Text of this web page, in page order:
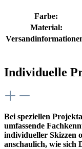
Farbe:
Material:
Individuelle
Bei speziellen
umfassende
individueller Skizzen
anschaulich, wie sich